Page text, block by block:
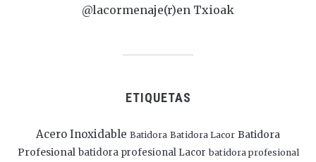
@lacormenaje(r)en Txioak
ETIQUETAS
Acero Inoxidable Batidora Batidora Lacor Batidora
Profesional batidora profesional Lacor batidora profesional